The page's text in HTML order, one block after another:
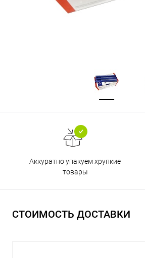
Аккуратно упакуем хрупкие
товары
СТОИМОСТЬ ДОСТАВКИ